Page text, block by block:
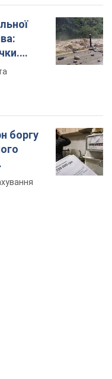
боргу